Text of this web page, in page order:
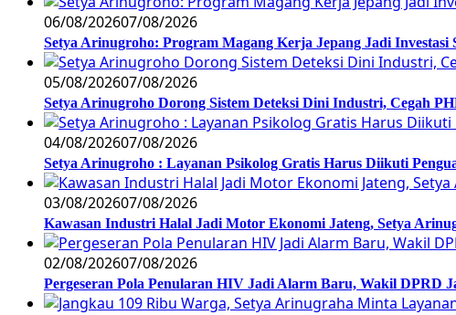
06/08/202607/08/2026
Setya Arinugroho: Program Magang Kerja Jepang Jadi Investasi
05/08/202607/08/2026
Setya Arinugroho Dorong Sistem Deteksi Dini Industri, Cegah
04/08/202607/08/2026
Setya Arinugroho : Layanan Psikolog Gratis Harus Diikuti
03/08/202607/08/2026
Kawasan Industri Halal Jadi Motor Ekonomi Jateng, Setya
02/08/202607/08/2026
Pergeseran Pola Penularan HIV Jadi Alarm Baru, Wakil DPRD